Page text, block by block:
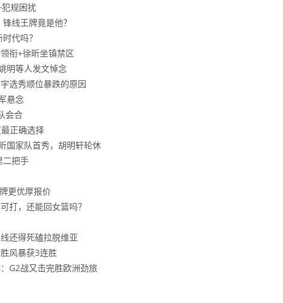
规困扰
线王牌竟是他？
代吗？
衔+徐昕坐镇禁区
明等人发文悼念
选秀顺位暴跌的原因
悬念
会合
正确选择
国家队首秀，胡明轩轮休
二把手
更优厚报价
打，还能回女篮吗？
还得死磕拉脱维亚
风暴获3连胜
G2战又击完胜欧洲劲旅